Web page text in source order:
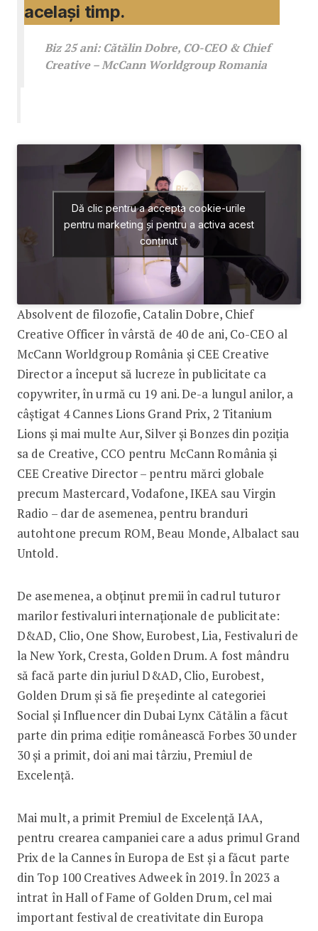
același timp.
Biz 25 ani: Cătălin Dobre, CO-CEO & Chief
Creative – McCann Worldgroup Romania
Dă clic pentru a accepta cookie-urile
pentru marketing și pentru a activa acest
conținut
Absolvent de filozofie, Catalin Dobre, Chief
Creative Officer în vârstă de 40 de ani, Co-CEO al
McCann Worldgroup România și CEE Creative
Director a început să lucreze în publicitate ca
copywriter, în urmă cu 19 ani. De-a lungul anilor, a
câștigat 4 Cannes Lions Grand Prix, 2 Titanium
Lions și mai multe Aur, Silver și Bonzes din poziția
sa de Creative, CCO pentru McCann România și
CEE Creative Director – pentru mărci globale
precum Mastercard, Vodafone, IKEA sau Virgin
Radio – dar de asemenea, pentru branduri
autohtone precum ROM, Beau Monde, Albalact sau
Untold.
De asemenea, a obținut premii în cadrul tuturor
marilor festivaluri internaționale de publicitate:
D&AD, Clio, One Show, Eurobest, Lia, Festivaluri de
la New York, Cresta, Golden Drum. A fost mândru
să facă parte din juriul D&AD, Clio, Eurobest,
Golden Drum și să fie președinte al categoriei
Social și Influencer din Dubai Lynx Cătălin a făcut
parte din prima ediție românească Forbes 30 under
30 și a primit, doi ani mai târziu, Premiul de
Excelență.
Mai mult, a primit Premiul de Excelență IAA,
pentru crearea campaniei care a adus primul Grand
Prix de la Cannes în Europa de Est și a făcut parte
din Top 100 Creatives Adweek în 2019. În 2023 a
intrat în Hall of Fame of Golden Drum, cel mai
important festival de creativitate din Europa